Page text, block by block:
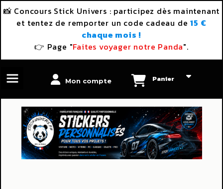
📸 Concours Stick Univers : participez dès maintenant
et tentez de remporter un code cadeau de15 €
chaque mois !
👉 Page "Faites voyager notre Panda".
Mon compte Panier
Panneau de gestion des cookies